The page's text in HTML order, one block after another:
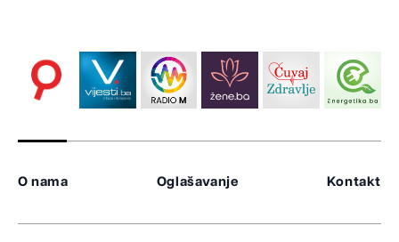
O nama Oglašavanje Kontakt